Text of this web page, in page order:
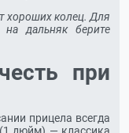
хороших колец. Для
на дальняк берите
при
прицела всегда
дюйм) — классика